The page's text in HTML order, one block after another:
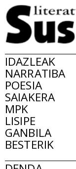
IDAZLEAK
NARRATIBA
POESIA
SAIAKERA
MPK
LISIPE
GANBILA
BESTERIK